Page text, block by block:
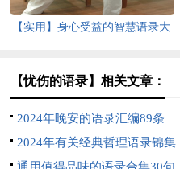
【实用】身心受益的智慧语录大
【忧伤的语录】相关文章：
2024年晚安的语录汇编89条
2024年有关经典哲理语录锦集
75句
通用值得品味的语录合集30句